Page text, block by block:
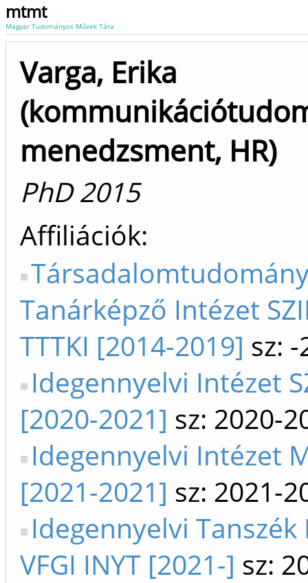
mtmt
Magyar Tudományos Művek Tára
Varga, Erika
menedzsment, HR)
PhD 2015
Affiliációk
Tanárképző Intézet
TTTKI [2014-2019] sz:
Idegennyelvi Intézet
[2020-2021] sz: 2020-
Idegennyelvi Intézet
[2021-2021] sz: 2021-
Idegennyelvi Tanszék
VFGI INYT [2021-] sz: